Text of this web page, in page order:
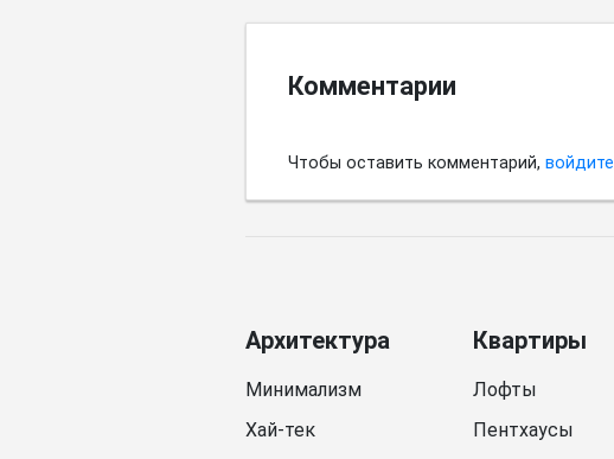
Комментарии
Чтобы оставить комментарий, войдите
Архитектура
Минимализм
Хай-тек
Квартиры
Лофты
Пентхаусы